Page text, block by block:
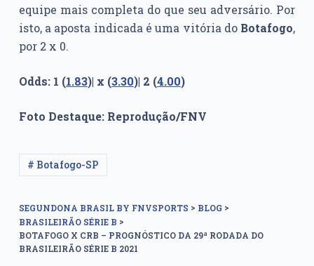
equipe mais completa do que seu adversário. Por
isto, a aposta indicada é uma vitória do Botafogo,
por 2 x 0.
Odds: 1 (1.83)| x (3.30)| 2 (4.00)
Foto Destaque: Reprodução/FNV
# Botafogo-SP
SEGUNDONA BRASIL BY FNVSPORTS > BLOG >
BRASILEIRÃO SÉRIE B >
BOTAFOGO X CRB – PROGNÓSTICO DA 29ª RODADA DO
BRASILEIRÃO SÉRIE B 2021